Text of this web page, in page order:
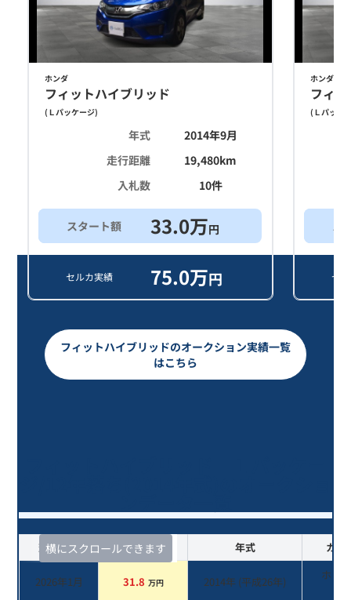
ホンダ
フィットハイブリッド
( Ｌパッケージ)
年式
2014年9月
走行距離
19,480km
入札数
10件
スタート額 33.0万円
セルカ実績 75.0万円
ホンダ
フィ
( Ｌパッケ
セ
フィットハイブリッドのオークション実績一覧
はこちら
横にスクロールできます
査定時期 セルカ実績 年式 カラ
2026年1月 31.8 万円 2014年 (平成26年)
ホワ